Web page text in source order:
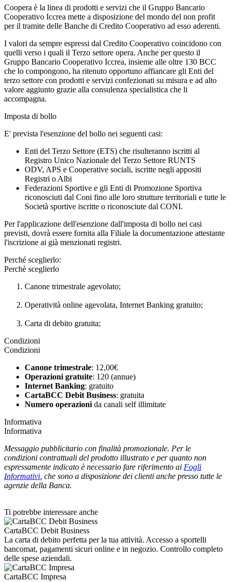
Coopera è la linea di prodotti e servizi che il Gruppo Bancario
Cooperativo Iccrea mette a disposizione del mondo del non profit
per il tramite delle Banche di Credito Cooperativo ad esso aderenti.
I valori da sempre espressi dal Credito Cooperativo coincidono con
quelli verso i quali il Terzo settore opera. Anche per questo il
Gruppo Bancario Cooperativo Iccrea, insieme alle oltre 130 BCC
che lo compongono, ha ritenuto opportuno affiancare gli Enti del
terzo settore con prodotti e servizi confezionati su misura e ad alto
valore aggiunto grazie alla consulenza specialistica che li
accompagna.
Imposta di bollo
E' prevista l'esenzione del bollo nei seguenti casi:
Enti del Terzo Settore (ETS) che risulteranno iscritti al
Registro Unico Nazionale del Terzo Settore RUNTS
ODV, APS e Cooperative sociali, iscritte negli appositi
Registri o Albi
Federazioni Sportive e gli Enti di Promozione Sportiva
riconosciuti dal Coni fino alle loro strutture territoriali e tutte le
Società sportive iscritte o riconosciute dal CONI.
Per l'applicazione dell'esenzione dall'imposta di bollo nei casi
previsti, dovrà essere fornita alla Filiale la documentazione attestante
l'iscrizione ai già menzionati registri.
Perché sceglierlo:
Perchè sceglierlo
Canone trimestrale agevolato;
Operatività online agevolata, Internet Banking gratuito;
Carta di debito gratuita;
Condizioni
Condizioni
Canone trimestrale: 12,00€
Operazioni gratuite: 120 (annue)
Internet Banking: gratuito
CartaBCC Debit Business: gratuita
Numero operazioni da canali self illimitate
Informativa
Informativa
Messaggio pubblicitario con finalità promozionale. Per le
condizioni contrattuali del prodotto illustrato e per quanto non
espressamente indicato è necessario fare riferimento ai Fogli
Informativi , che sono a disposizione dei clienti anche presso tutte le
agenzie della Banca.
Ti potrebbe interessare anche
CartaBCC Debit Business
La carta di debito perfetta per la tua attività. Accesso a sportelli
bancomat, pagamenti sicuri online e in negozio. Controllo completo
delle spese aziendali.
CartaBCC Impresa